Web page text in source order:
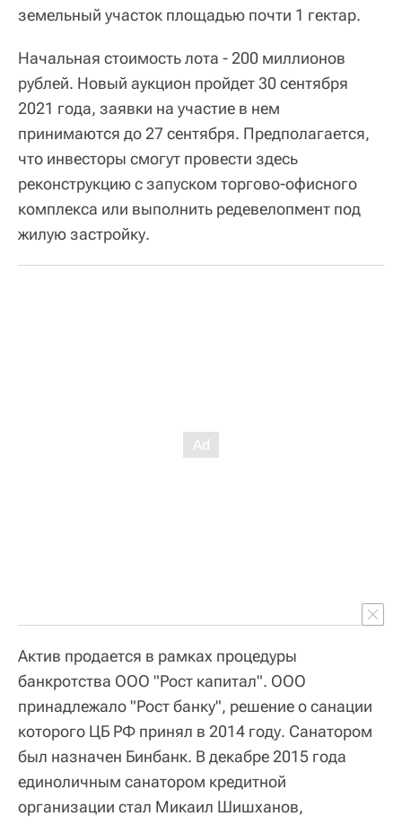
земельный участок площадью почти 1 гектар.
Начальная стоимость лота - 200 миллионов
рублей. Новый аукцион пройдет 30 сентября
2021 года, заявки на участие в нем
принимаются до 27 сентября. Предполагается,
что инвесторы смогут провести здесь
реконструкцию с запуском торгово-офисного
комплекса или выполнить редевелопмент под
жилую застройку.
Актив продается в рамках процедуры
банкротства ООО "Рост капитал". ООО
принадлежало "Рост банку", решение о санации
которого ЦБ РФ принял в 2014 году. Санатором
был назначен Бинбанк. В декабре 2015 года
единоличным санатором кредитной
организации стал Микаил Шишханов,